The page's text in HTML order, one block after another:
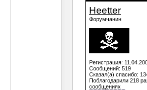
Heetter
Форумчанин
Регистрация:
Сообщений: 519
Сказал(а) спасибо:
Поблагодарили 218
сообщениях